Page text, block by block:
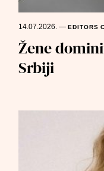
14.07.2026.—EDITORS
Žene
Srbiji